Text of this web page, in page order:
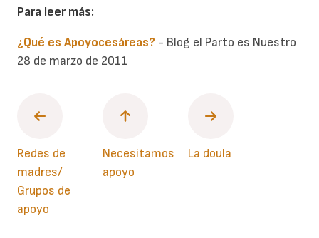
Para leer más:
¿Qué es Apoyocesáreas? - Blog el Parto es Nuestro
28 de marzo de 2011
Redes de
madres/
Grupos de
apoyo
Necesitamos
apoyo
La doula